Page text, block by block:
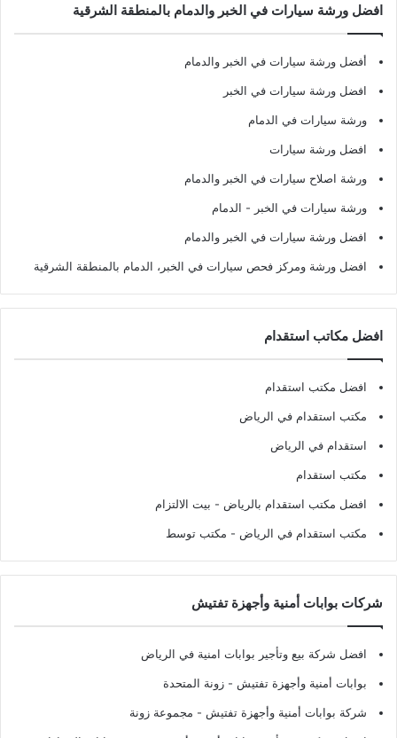
افضل ورشة سيارات في الخبر والدمام بالمنطقة الشرقية
أفضل ورشة سيارات في الخبر والدمام
افضل ورشة سيارات في الخبر
ورشة سيارات في الدمام
افضل ورشة سيارات
ورشة اصلاح سيارات في الخبر والدمام
ورشة سيارات في الخبر - الدمام
افضل ورشة سيارات في الخبر والدمام
افضل ورشة ومركز فحص سيارات في الخبر، الدمام بالمنطقة الشرقية
افضل مكاتب استقدام
افضل مكتب استقدام
مكتب استقدام في الرياض
استقدام في الرياض
مكتب استقدام
افضل مكتب استقدام بالرياض - بيت الالتزام
مكتب استقدام في الرياض - مكتب توسط
شركات بوابات أمنية وأجهزة تفتيش
افضل شركة بيع وتأجير بوابات امنية في الرياض
بوابات أمنية وأجهزة تفتيش - زونة المتحدة
شركة بوابات أمنية وأجهزة تفتيش - مجموعة زونة